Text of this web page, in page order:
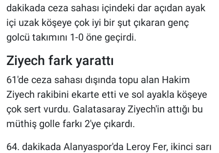
dakikada ceza sahası içindeki dar açıdan ayak
içi uzak köşeye çok iyi bir şut çıkaran genç
golcü takımını 1-0 öne geçirdi.
Ziyech fark yarattı
61'de ceza sahası dışında topu alan Hakim
Ziyech rakibini ekarte etti ve sol ayakla köşeye
çok sert vurdu. Galatasaray Ziyech'in attığı bu
müthiş golle farkı 2'ye çıkardı.
64. dakikada Alanyaspor'da Leroy Fer, ikinci sarı